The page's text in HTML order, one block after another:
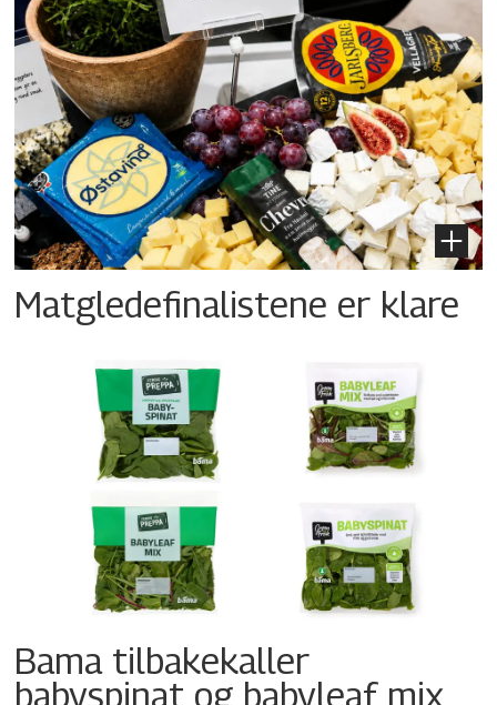
Matgledefinalistene er klare
Bama tilbakekaller
babyspinat og babyleaf mix